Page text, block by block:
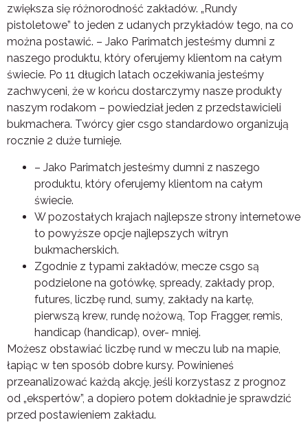
zwiększa się różnorodność zakładów. „Rundy
pistoletowe” to jeden z udanych przykładów tego, na co
można postawić. – Jako Parimatch jesteśmy dumni z
naszego produktu, który oferujemy klientom na całym
świecie. Po 11 długich latach oczekiwania jesteśmy
zachwyceni, że w końcu dostarczymy nasze produkty
naszym rodakom – powiedział jeden z przedstawicieli
bukmachera. Twórcy gier csgo standardowo organizują
rocznie 2 duże turnieje.
– Jako Parimatch jesteśmy dumni z naszego
produktu, który oferujemy klientom na całym
świecie.
W pozostałych krajach najlepsze strony internetowe
to powyższe opcje najlepszych witryn
bukmacherskich.
Zgodnie z typami zakładów, mecze csgo są
podzielone na gotówkę, spready, zakłady prop,
futures, liczbę rund, sumy, zakłady na kartę,
pierwszą krew, rundę nożową, Top Fragger, remis,
handicap (handicap), over- mniej.
Możesz obstawiać liczbę rund w meczu lub na mapie,
łapiąc w ten sposób dobre kursy. Powinieneś
przeanalizować każdą akcję, jeśli korzystasz z prognoz
od „ekspertów”, a dopiero potem dokładnie je sprawdzić
przed postawieniem zakładu.